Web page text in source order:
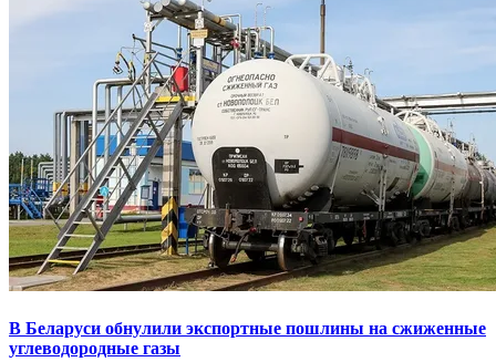
В Беларуси обнулили экспортные пошлины на сжиженные
углеводородные газы